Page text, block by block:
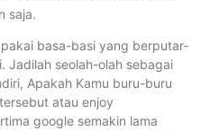
saja.
basa-basi yang berputar-
Jadilah seolah-olah sebagai
Apakah Kamu buru-buru
atau enjoy
google semakin lama